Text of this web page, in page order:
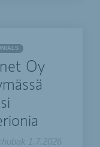
Oy
1.7.2026